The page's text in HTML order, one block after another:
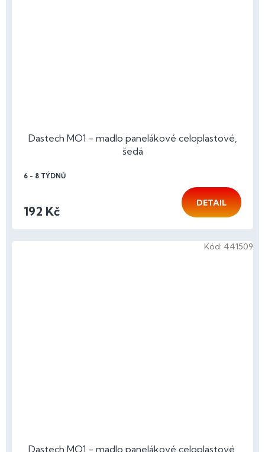
Dastech MO1 - madlo panelákové celoplastové,
šedá
6 - 8 TÝDNŮ
192 Kč
DETAIL
Dastech MO1 - madlo panelákové celoplastové,
Kód: 441509